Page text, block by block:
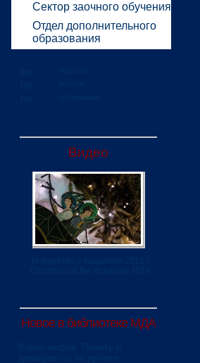
Сектор заочного обучения
Отдел дополнительного
образования
Видео
Новое в библиотеке МДА